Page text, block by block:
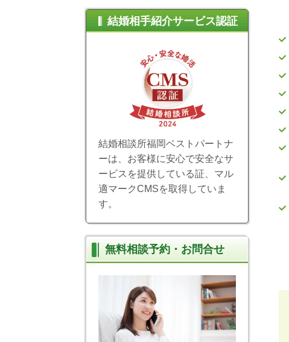
結婚相手紹介サービス認証
結婚相談所福岡ベストパートナ
ーは、お客様に安心で安全なサ
ービスを提供している証、マル
適マークCMSを取得していま
す。
無料相談予約・お問合せ